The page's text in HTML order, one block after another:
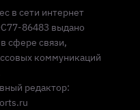
в сети интернет
86483 выдано
сфере связи,
коммуникаций
редактор: